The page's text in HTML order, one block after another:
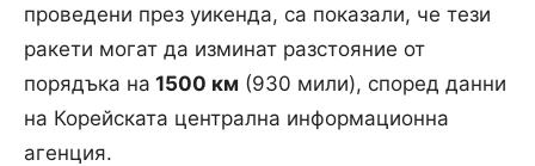
проведени през уикенда, са показали, че тези
ракети могат да изминат разстояние от
порядъка на 1500 км (930 мили), според данни
на Корейската централна информационна
агенция.